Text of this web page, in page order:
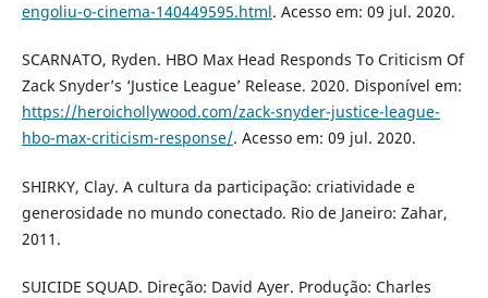
engoliu-o-cinema-140449595.html. Acesso em: 09 jul. 2020.
SCARNATO, Ryden. HBO Max Head Responds To Criticism Of
Zack Snyder’s ‘Justice League’ Release. 2020. Disponível em:
https://heroichollywood.com/zack-snyder-justice-league-
hbo-max-criticism-response/. Acesso em: 09 jul. 2020.
SHIRKY, Clay. A cultura da participação: criatividade e
generosidade no mundo conectado. Rio de Janeiro: Zahar,
2011.
SUICIDE SQUAD. Direção: David Ayer. Produção: Charles